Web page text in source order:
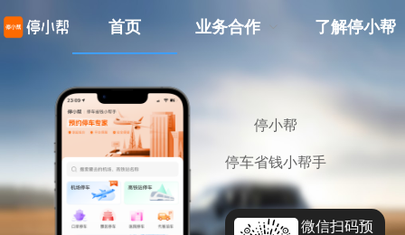
首页 业务合作 了解停小帮
停小帮
停车省钱小帮手
微信扫码预